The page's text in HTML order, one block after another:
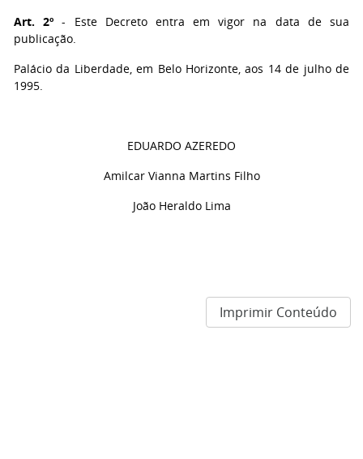
Art. 2º - Este Decreto entra em vigor na data de sua
publicação.
Palácio da Liberdade, em Belo Horizonte, aos 14 de julho de
1995.
EDUARDO AZEREDO
Amilcar Vianna Martins Filho
João Heraldo Lima
Imprimir Conteúdo